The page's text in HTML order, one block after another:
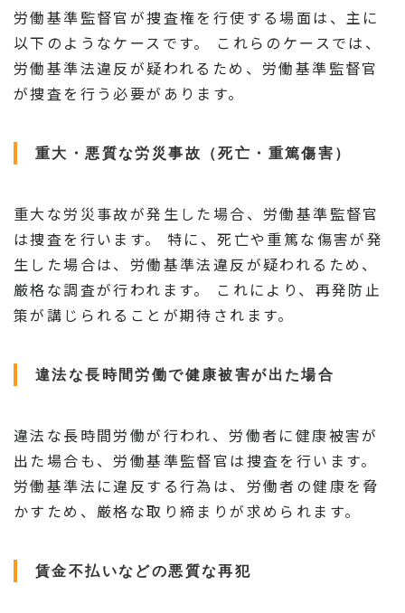
労働基準監督官が捜査権を行使する場面は、主に
以下のようなケースです。 これらのケースでは、
労働基準法違反が疑われるため、労働基準監督官
が捜査を行う必要があります。
重大・悪質な労災事故（死亡・重篤傷害）
重大な労災事故が発生した場合、労働基準監督官
は捜査を行います。 特に、死亡や重篤な傷害が発
生した場合は、労働基準法違反が疑われるため、
厳格な調査が行われます。 これにより、再発防止
策が講じられることが期待されます。
違法な長時間労働で健康被害が出た場合
違法な長時間労働が行われ、労働者に健康被害が
出た場合も、労働基準監督官は捜査を行います。
労働基準法に違反する行為は、労働者の健康を脅
かすため、厳格な取り締まりが求められます。
賃金不払いなどの悪質な再犯